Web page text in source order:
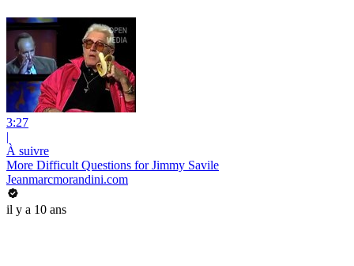
3:27
|
À suivre
More Difficult Questions for Jimmy Savile
Jeanmarcmorandini.com
il y a 10 ans